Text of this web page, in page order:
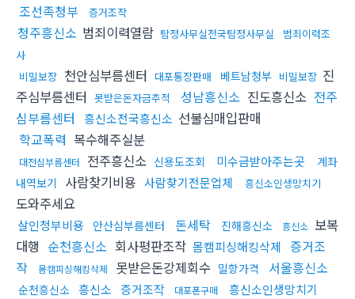
조선족청부 증거조작
청주흥신소 범죄이력열람 탐정사무실전국탐정사무실
범죄이력조
사
비밀보장 천안심부름센터 대포통장판매 베트남청부 비밀보장 진
주심부름센터 못받은돈자금추적 성남흥신소 진도흥신소 전주
심부름센터
흥신소전국흥신소 선불심매입판매
학교폭력 복수해주실분
대전심부름센터 전주흥신소 신용도조회 미수금받아주는곳
계좌
내역보기
사람찾기비용 사람찾기전문업체 흥신소인생망치기
도와주세요
살인청부비용 안산심부름센터 돈세탁 진해흥신소 흥신소 보복
대행 순천흥신소 회사평판조작 몸캠피싱해킹삭제
증거조
작
몸캠피싱해킹삭제 못받은돈강제회수 밀항가격 서울흥신소
순천흥신소 흥신소 증거조작 대포폰구매 흥신소인생망치기